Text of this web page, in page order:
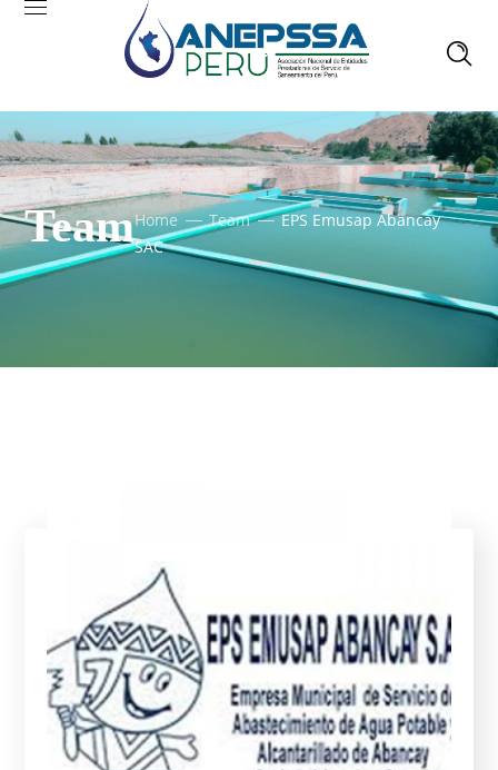
TeamHome Team
EPS Emusap Abancay
SAC